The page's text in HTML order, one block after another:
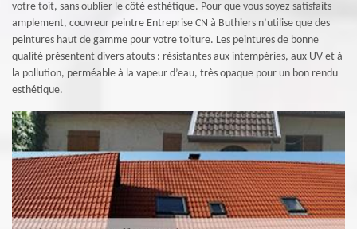
votre toit, sans oublier le côté esthétique. Pour que vous soyez satisfaits
amplement, couvreur peintre Entreprise CN à Buthiers n’utilise que des
peintures haut de gamme pour votre toiture. Les peintures de bonne
qualité présentent divers atouts : résistantes aux intempéries, aux UV et à
la pollution, perméable à la vapeur d’eau, très opaque pour un bon rendu
esthétique.